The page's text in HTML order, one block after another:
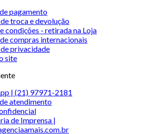
pagamento
troca e devolução
condições - retirada na Loja
compras internacionais
privacidade
site
| (21) 97971-2181
atendimento
de Imprensa |